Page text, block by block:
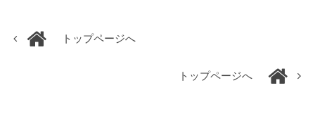
トップページへ
トップページへ